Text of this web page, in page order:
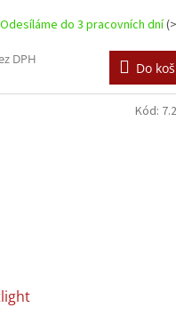
Odesíláme do 3 pracovních dní
DPH
Do
Kód: